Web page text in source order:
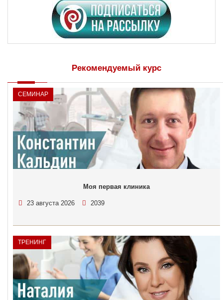
Рекомендуемый курс
СЕМИНАР
Моя первая клиника
23 августа 2026 2039
ТРЕНИНГ